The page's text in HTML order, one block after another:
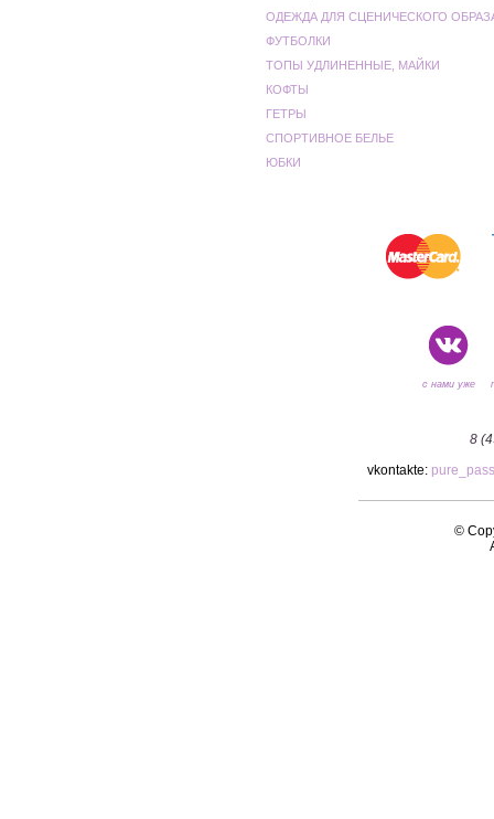
ОДЕЖДА ДЛЯ СЦЕНИЧЕСКОГО
ФУТБОЛКИ
ТОПЫ УДЛИНЕННЫЕ, МАЙКИ
КОФТЫ
ГЕТРЫ
СПОРТИВНОЕ БЕЛЬЕ
ЮБКИ
с нами уже
8
vkontakte:
©